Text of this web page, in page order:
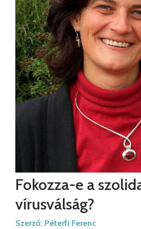
Fokozza-e a
vírusválság?
Szerző: Péterfi Ferenc